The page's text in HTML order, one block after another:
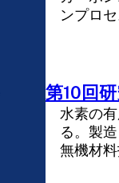
ンプロ
第10回
水素の
る。製
無機材